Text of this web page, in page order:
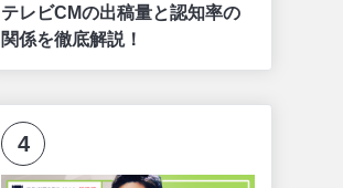
テレビCMの出稿量と認知率の
関係を徹底解説！
4